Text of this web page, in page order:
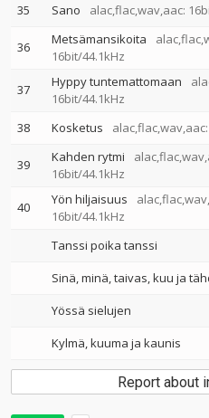
35 Sano alac,flac,wav,aac:
36 Metsämansikoita
16bit/44.1kHz
37 Hyppy tuntemattomaan
16bit/44.1kHz
38 Kosketus
39 Kahden rytmi
16bit/44.1kHz
40 Yön hiljaisuus
16bit/44.1kHz
Tanssi poika tanssi
Sinä, minä, taivas, kuu ja
Yössä sielujen
Kylmä, kuuma ja kaunis
Report about